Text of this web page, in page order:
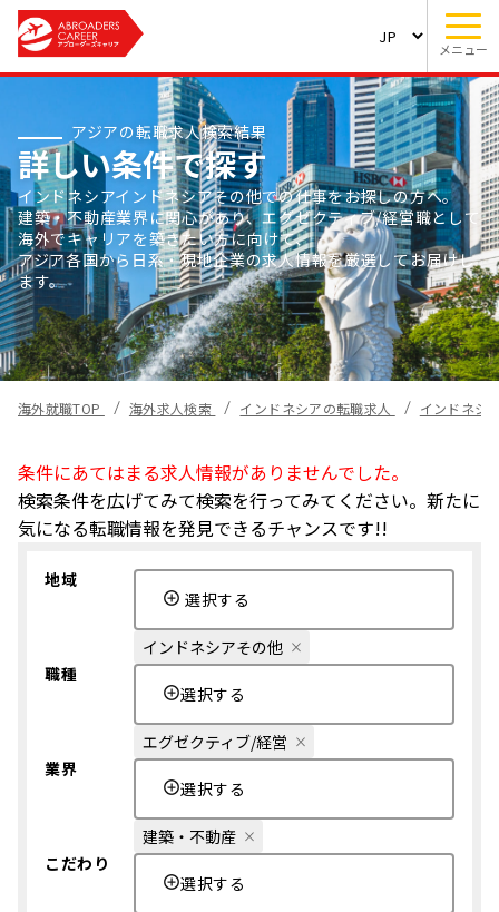
メニュー
アジアの転職求人検索結果
詳しい条件で探す
インドネシアインドネシアその他での仕事をお探しの方へ。
建築・不動産業界に関心があり、エグゼクティブ/経営職として
海外でキャリアを築きたい方に向けて、
アジア各国から日系・現地企業の求人情報を厳選してお届けし
ます。
海外就職TOP 海外求人検索 インドネシアの転職求人 インドネシ
条件にあてはまる求人情報がありませんでした。
検索条件を広げてみて検索を行ってみてください。新たに
気になる転職情報を発見できるチャンスです!!
地域
選択する
インドネシアその他
職種
選択する
エグゼクティブ/経営
業界
選択する
建築・不動産
こだわり
選択する